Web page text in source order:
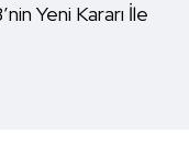
Yeni Kararı İle